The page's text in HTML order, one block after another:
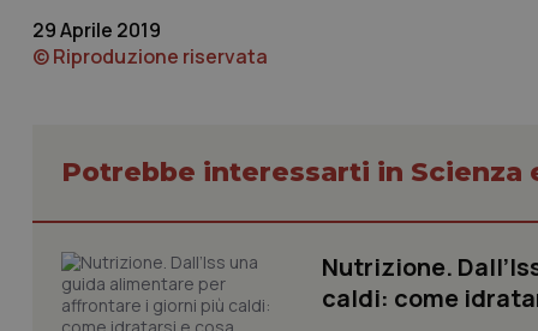
29 Aprile 2019
© Riproduzione riservata
Potrebbe interessarti in Scienza
Nutrizione.
caldi: come
tracking-sites-
tracking-enable